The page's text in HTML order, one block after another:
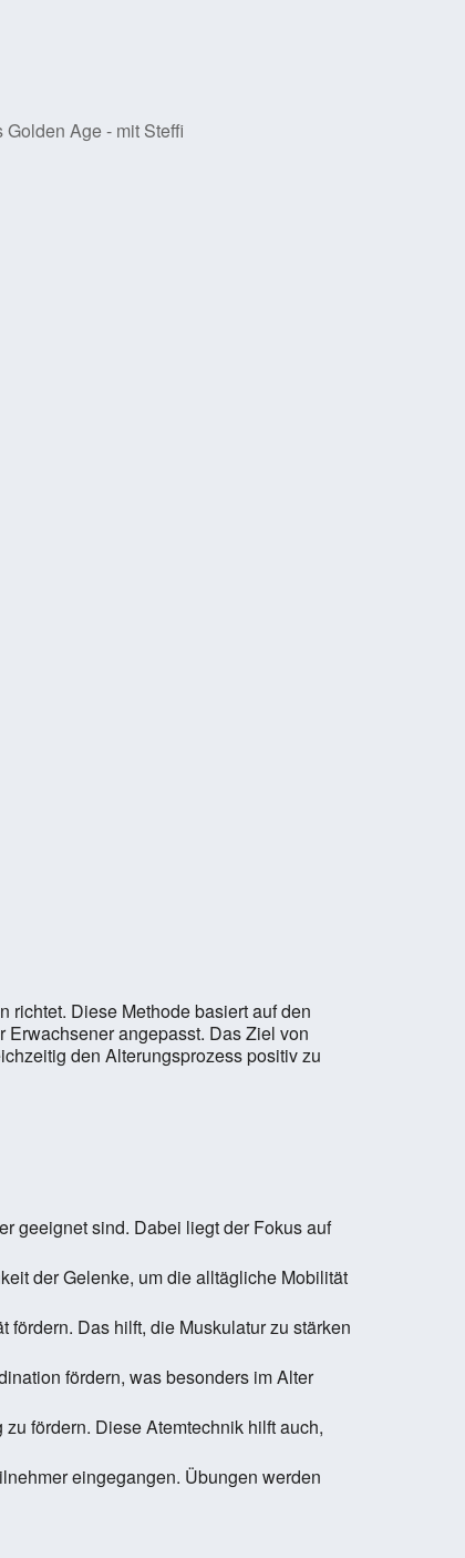
richtet. Diese Methode basiert auf den
angepasst. Das Ziel von
den Alterungsprozess positiv zu
geeignet sind. Dabei liegt der Fokus auf
der Gelenke, um die alltägliche Mobilität
Das hilft, die Muskulatur zu stärken
fördern, was besonders im Alter
fördern. Diese Atemtechnik hilft auch,
eingegangen. Übungen werden